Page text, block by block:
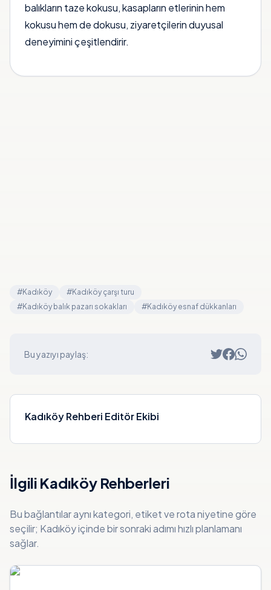
balıkların taze kokusu, kasapların etlerinin hem
kokusu hem de dokusu, ziyaretçilerin duyusal
deneyimini çeşitlendirir.
#Kadıköy #Kadıköy çarşı turu
#Kadıköy balık pazarı sokakları #Kadıköy esnaf dükkanları
Bu yazıyı paylaş:
Kadıköy Rehberi Editör Ekibi
İlgili Kadıköy Rehberleri
Bu bağlantılar aynı kategori, etiket ve rota niyetine göre
seçilir; Kadıköy içinde bir sonraki adımı hızlı planlamanı
sağlar.